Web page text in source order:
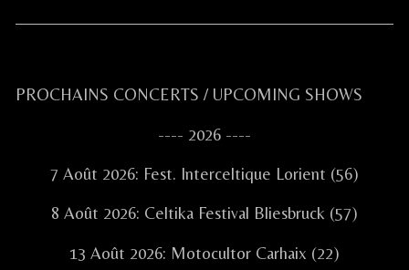
Primary
PROCHAINS CONCERTS / UPCOMING SHOWS
---- 2026 ----
7 Août 2026: Fest. Interceltique Lorient (56)
8 Août 2026: Celtika Festival Bliesbruck (57)
13 Août 2026: Motocultor Carhaix (22)